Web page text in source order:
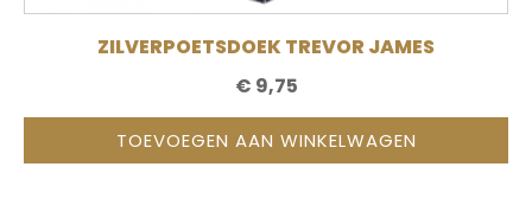
ZILVERPOETSDOEK TREVOR JAMES
€ 9,75
TOEVOEGEN AAN WINKELWAGEN